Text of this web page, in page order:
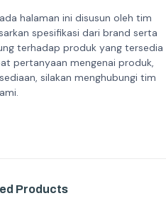
halaman ini disusun oleh tim
spesifikasi dari brand serta
terhadap produk yang tersedia
pertanyaan mengenai produk,
silakan menghubungi tim
Products